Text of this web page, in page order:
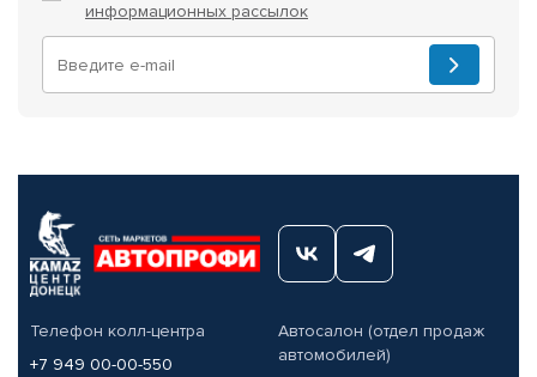
информационных рассылок
Телефон колл-центра
+7 949 00-00-550
Автосалон (отдел продаж
автомобилей)